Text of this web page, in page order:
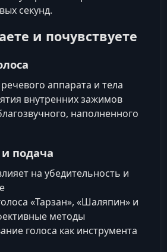
секунд.
и почувствуете
аппарата и тела
внутренних зажимов
наполненного
подача
на убедительность и
«Тарзан», «Шаляпин» и
методы
голоса как инструмента